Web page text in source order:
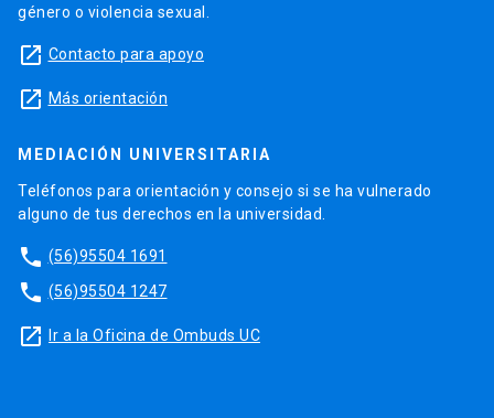
género o violencia sexual.
launch Contacto para apoyo
launch Más orientación
MEDIACIÓN UNIVERSITARIA
Teléfonos para orientación y consejo si se ha vulnerado
alguno de tus derechos en la universidad.
phone (56)95504 1691
phone (56)95504 1247
launch Ir a la Oficina de Ombuds UC